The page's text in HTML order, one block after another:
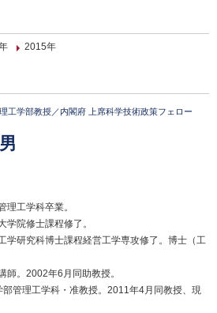
2015年
工学部教授／内閣府 上席科学技術政策フェロー
理工学科卒業。
学院修士課程修了。
学研究科博士課程経営工学専攻修了。博士（工
師。2002年6月同助教授。
管理工学科・准教授。2011年4月同教授、現